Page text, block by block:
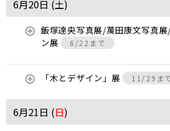
6月20日 (土)
飯塚達央写真展/萬田康文写真
ン展
6/22まで
「木とデザイン」展 11/29ま
6月21日 (日)